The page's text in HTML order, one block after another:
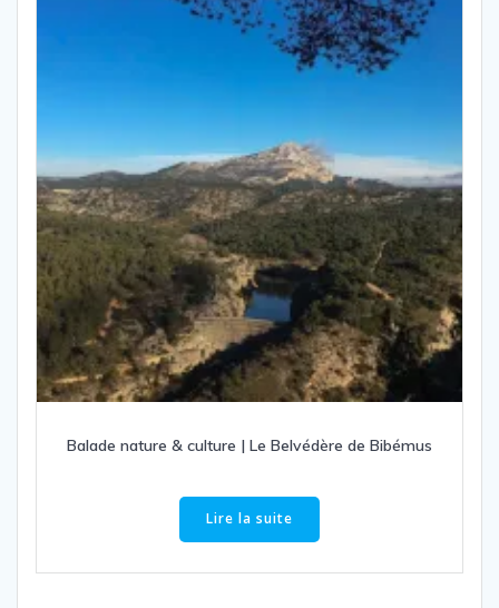
Balade nature & culture | Le Belvédère de Bibémus
Lire la suite